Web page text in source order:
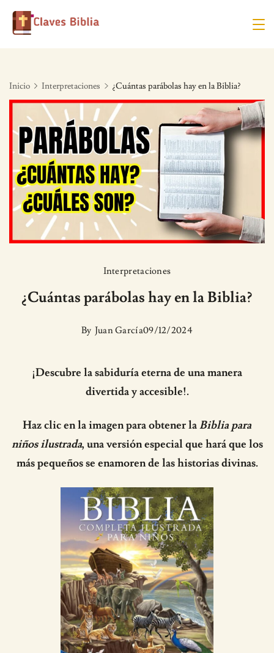
Skip
Inicio Interpretaciones ¿Cuántas parábolas hay en la Biblia?
Interpretaciones
¿Cuántas parábolas hay en la Biblia?
By Juan García09/12/2024
¡Descubre la sabiduría eterna de una manera
divertida y accesible!.
Haz clic en la imagen para obtener laBiblia para
niños ilustrada, una versión especial que hará que los
más pequeños se enamoren de las historias divinas.